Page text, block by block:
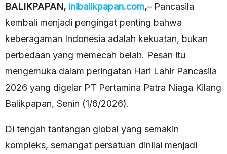
BALIKPAPAN, inibalikpapan.com,– Pancasila
kembali menjadi pengingat penting bahwa
keberagaman Indonesia adalah kekuatan, bukan
perbedaan yang memecah belah. Pesan itu
mengemuka dalam peringatan Hari Lahir Pancasila
2026 yang digelar PT Pertamina Patra Niaga Kilang
Balikpapan, Senin (1/6/2026).
Di tengah tantangan global yang semakin
kompleks, semangat persatuan dinilai menjadi